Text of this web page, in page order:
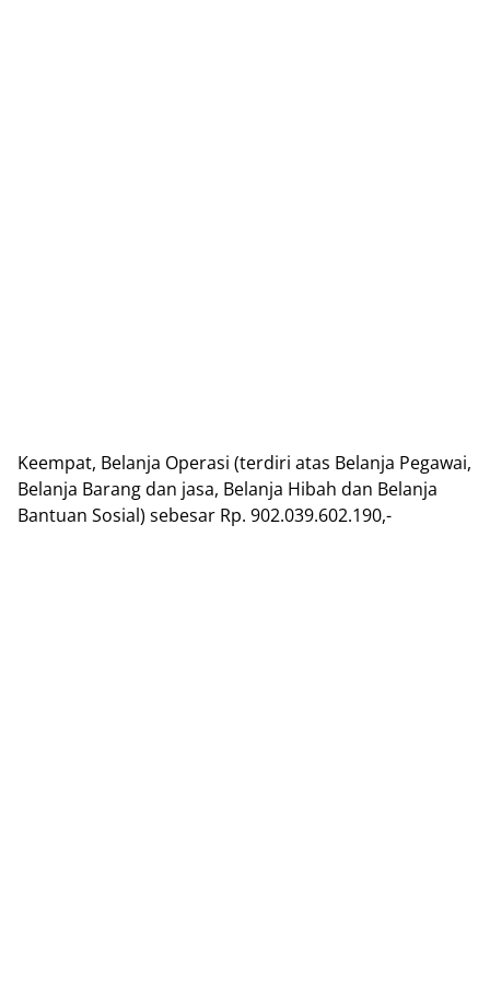
Keempat, Belanja Operasi (terdiri atas Belanja Pegawai,
Belanja Barang dan jasa, Belanja Hibah dan Belanja
Bantuan Sosial) sebesar Rp. 902.039.602.190,-